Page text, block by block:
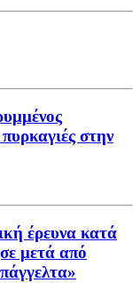
στην
έρευνα κατά
μετά από